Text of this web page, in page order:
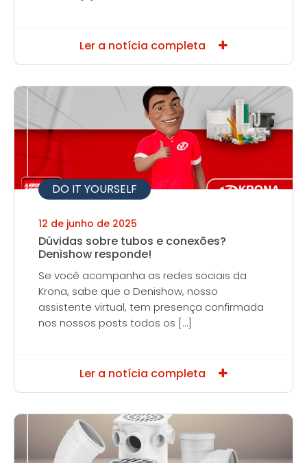
Ler a notícia completa
DO IT YOURSELF
12 de junho de 2025
Dúvidas sobre tubos e conexões?
Denishow responde!
Se você acompanha as redes sociais da
Krona, sabe que o Denishow, nosso
assistente virtual, tem presença confirmada
nos nossos posts todos os […]
Ler a notícia completa